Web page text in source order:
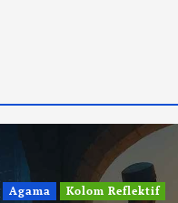
Agama Kolom Reflektif